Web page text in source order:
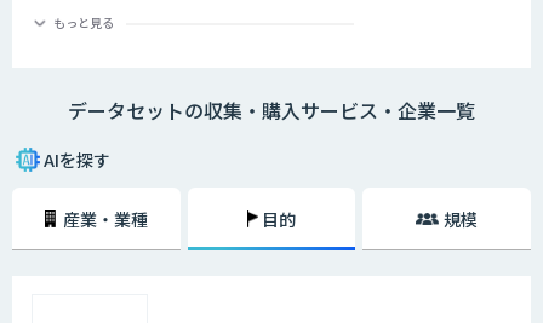
データを集める作業に時間や労力が割かれていることがあると思います。
もっと見る
データセットの収集・購入サービス・企業一覧
AIを探す
産業・業種 目的 規模